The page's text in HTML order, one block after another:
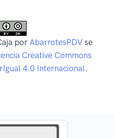
por AbarrotesPDV se
Creative Commons
4.0 Internacional.